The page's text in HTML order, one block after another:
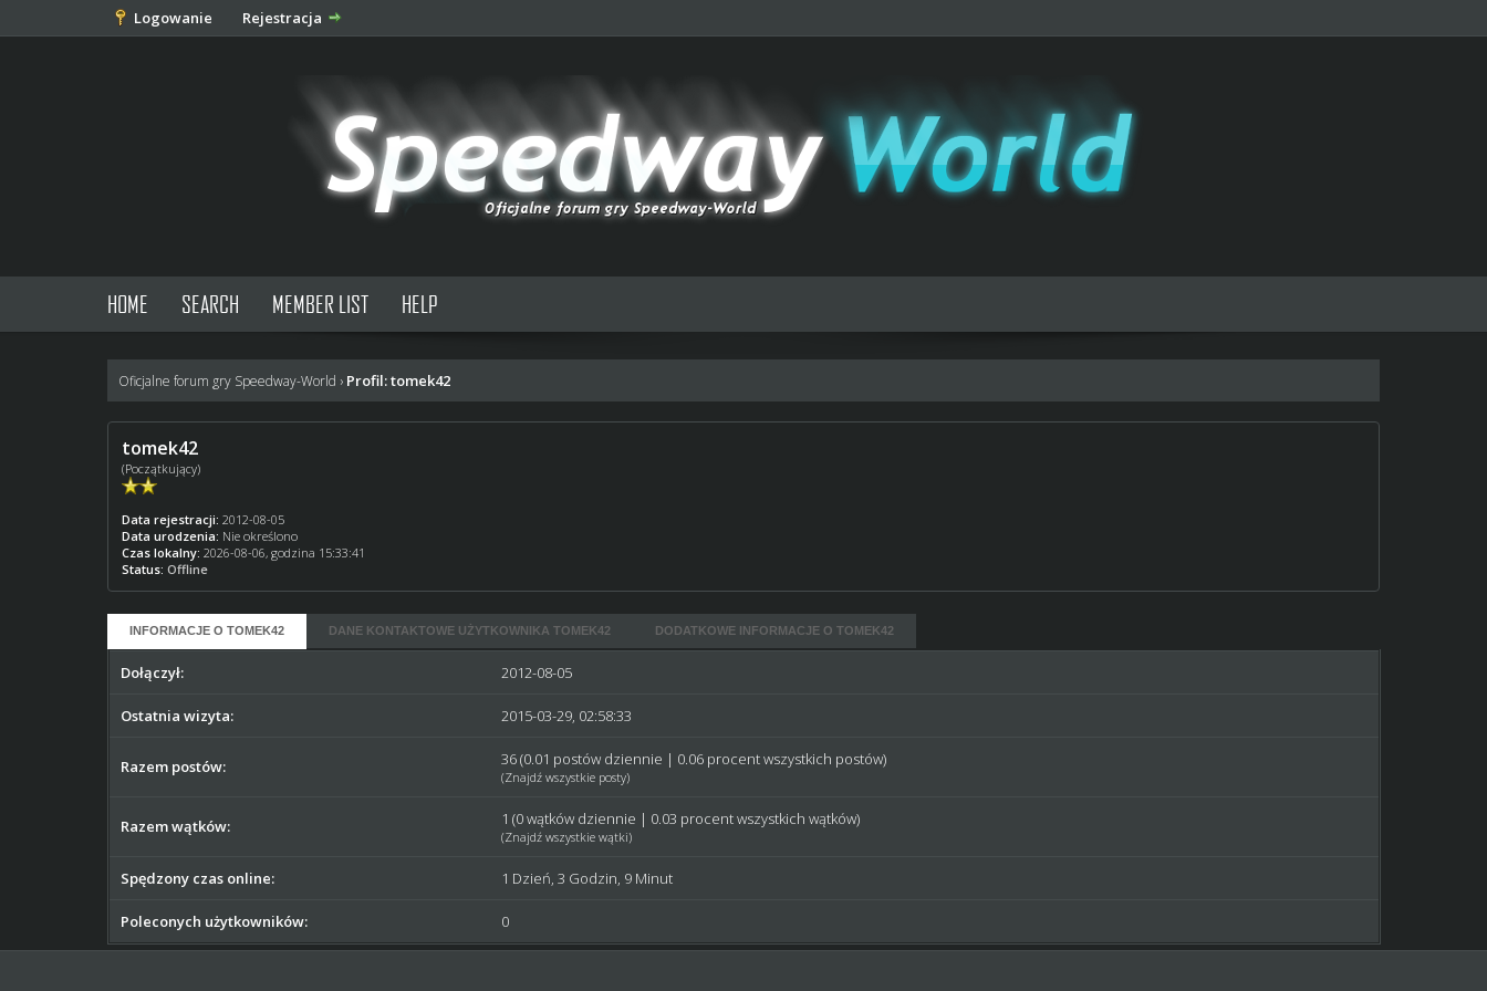
Logowanie Rejestracja
HOME SEARCH MEMBER LIST HELP
Oficjalne forum gry Speedway-World › Profil: tomek42
tomek42
(Początkujący)
Data rejestracji: 2012-08-05
Data urodzenia: Nie określono
Czas lokalny: 2026-08-06, godzina 15:33:41
Status: Offline
INFORMACJE O TOMEK42 DANE KONTAKTOWE UŻYTKOWNIKA TOMEK42 DODATKOWE INFORMACJE O TOMEK42
Dołączył: 2012-08-05
Ostatnia wizyta: 2015-03-29, 02:58:33
Razem postów: 36 (0.01 postów dziennie | 0.06 procent wszystkich postów)
(Znajdź wszystkie posty)
Razem wątków: 1 (0 wątków dziennie | 0.03 procent wszystkich wątków)
(Znajdź wszystkie wątki)
Spędzony czas online: 1 Dzień, 3 Godzin, 9 Minut
Poleconych użytkowników: 0